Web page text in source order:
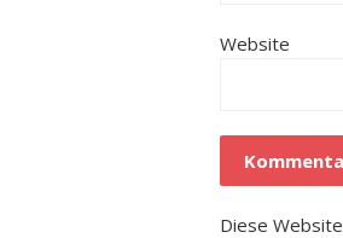
Website
Diese